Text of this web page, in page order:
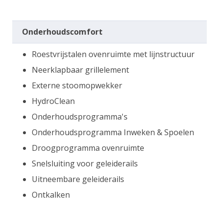
Onderhoudscomfort
Roestvrijstalen ovenruimte met lijnstructuur
Neerklapbaar grillelement
Externe stoomopwekker
HydroClean
Onderhoudsprogramma's
Onderhoudsprogramma Inweken & Spoelen
Droogprogramma ovenruimte
Snelsluiting voor geleiderails
Uitneembare geleiderails
Ontkalken